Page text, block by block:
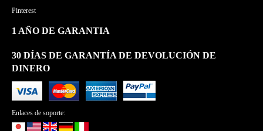
Pinterest
1 AÑO DE GARANTIA
30 DÍAS DE GARANTÍA DE DEVOLUCIÓN DE
DINERO
Enlaces de soporte: